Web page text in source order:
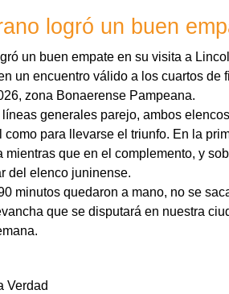
logró un buen
un buen empate en su visita a
un encuentro válido a los cuartos de
zona Bonaerense Pampeana.
generales parejo, ambos
para llevarse el triunfo. En la
mientras que en el complemento, y
del elenco juninense.
minutos quedaron a mano, no se
que se disputará en nuestra
Verdad